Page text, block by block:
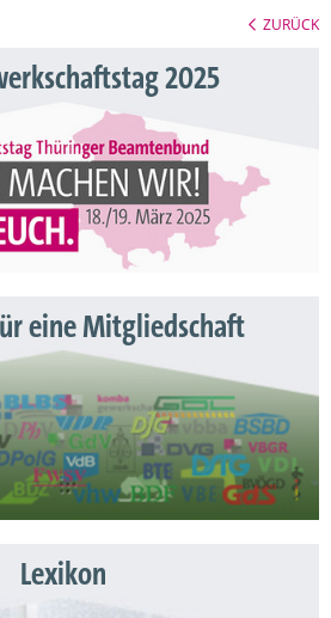
ZURÜCK
2025
eine Mitgliedschaft
Lexikon